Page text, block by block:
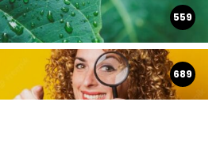
559
689